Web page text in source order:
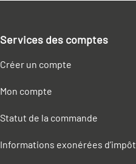
Services des comptes
Créer un compte
Mon compte
Statut de la commande
Informations exonérées d’impôt